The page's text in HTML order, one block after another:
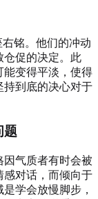
铭。他们的冲动
仓促的决定。此
能变得平淡，使得
持到底的决心对于
题
因气质者有时会被
感对话，而倾向于
学会放慢脚步，